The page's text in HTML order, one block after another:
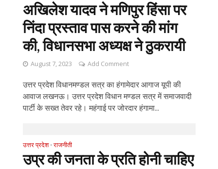
अखिलेश यादव ने मणिपुर हिंसा पर
निंदा प्रस्ताव पास करने की मांग
की, विधानसभा अध्यक्ष ने ठुकरायी
August 7, 2023 Add Comment
उत्तर प्रदेश विधानमण्डल सत्र का हंगामेदार आगाज यूपी की
आवाज लखनऊ। उत्तर प्रदेश विधान मण्डल सत्र में समाजवादी
पार्टी के सख्त तेवर रहे। महंगाई पर जोरदार हंगामा...
उत्तर प्रदेश • राजनीती
उप्र की जनता के प्रति होनी चाहिए